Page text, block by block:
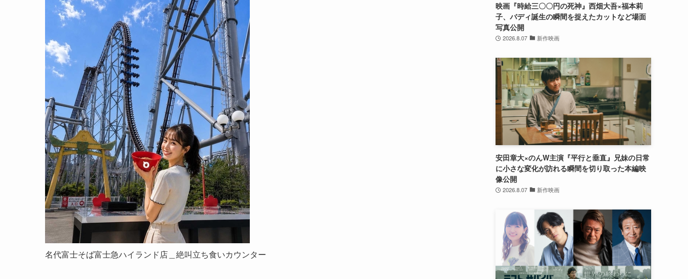
名代富士そば富士急ハイランド店＿絶叫立ち食いカウンター
映画『時給三〇〇円の死神』西畑大吾×福本莉
子、バディ誕生の瞬間を捉えたカットなど場面
写真公開
2026.8.07 新作映画
安田章大×のんW主演『平行と垂直』兄妹の日常
に小さな変化が訪れる瞬間を切り取った本編映
像公開
2026.8.07 新作映画